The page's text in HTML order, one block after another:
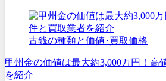
古銭の種類と価値･買取価格
甲州金の価値は最大約3,000万円！高
を紹介